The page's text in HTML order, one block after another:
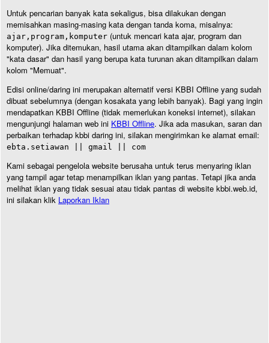
Untuk pencarian banyak kata sekaligus, bisa dilakukan dengan
memisahkan masing-masing kata dengan tanda koma, misalnya:
ajar,program,komputer (untuk mencari kata ajar, program dan
komputer). Jika ditemukan, hasil utama akan ditampilkan dalam kolom
"kata dasar" dan hasil yang berupa kata turunan akan ditampilkan dalam
kolom "Memuat".
Edisi online/daring ini merupakan alternatif versi KBBI Offline yang sudah
dibuat sebelumnya (dengan kosakata yang lebih banyak). Bagi yang ingin
mendapatkan KBBI Offline (tidak memerlukan koneksi internet), silakan
mengunjungi halaman web ini KBBI Offline. Jika ada masukan, saran dan
perbaikan terhadap kbbi daring ini, silakan mengirimkan ke alamat email:
ebta.setiawan || gmail || com
Kami sebagai pengelola website berusaha untuk terus menyaring iklan
yang tampil agar tetap menampilkan iklan yang pantas. Tetapi jika anda
melihat iklan yang tidak sesuai atau tidak pantas di website kbbi.web.id,
ini silakan klik Laporkan Iklan